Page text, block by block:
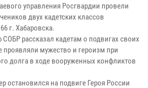
управления Росгвардии провели
двух кадетских классов
г. Хабаровска.
СОБР рассказал кадетам о подвигах своих
проявляли мужество и героизм при
долга в ходе вооруженных конфликтов
остановился на подвиге Героя России